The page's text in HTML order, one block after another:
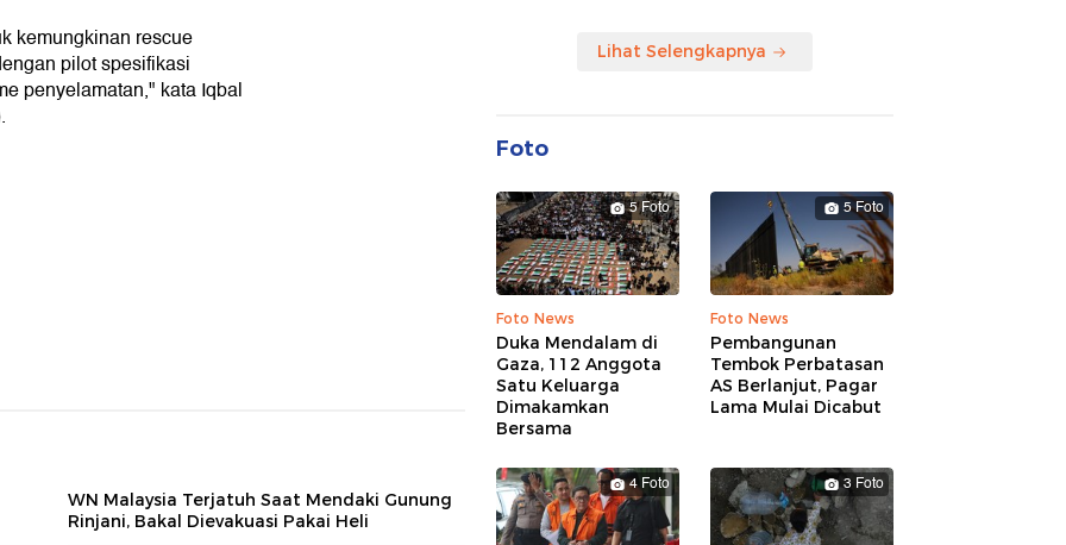
kemungkinan rescue
pilot spesifikasi
penyelamatan," kata Iqbal
WN Malaysia Terjatuh Saat Mendaki Gunung
Rinjani, Bakal Dievakuasi Pakai Heli
Lihat Selengkapnya
Foto
5 Foto
Foto News
Duka Mendalam di
Gaza, 112 Anggota
Satu Keluarga
Dimakamkan
Bersama
5 Foto
Foto News
Pembangunan
Tembok Perbatasan
AS Berlanjut, Pagar
Lama Mulai Dicabut
4 Foto 3 Foto